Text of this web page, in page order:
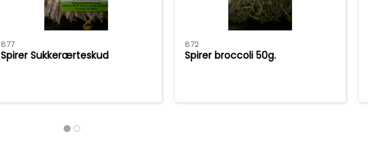
877
Spirer Sukkerærteskud
872
Spirer broccoli 50g.